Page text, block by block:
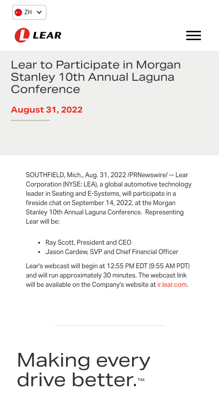
ZH
Lear to Participate in Morgan
Stanley 10th Annual Laguna
Conference
August 31, 2022
SOUTHFIELD, Mich., Aug. 31, 2022 /PRNewswire/ -- Lear
Corporation (NYSE: LEA), a global automotive technology
leader in Seating and E-Systems, will participate in a
fireside chat on September 14, 2022, at the Morgan
Stanley 10th Annual Laguna Conference. Representing
Lear will be:
Ray Scott, President and CEO
Jason Cardew, SVP and Chief Financial Officer
Lear's webcast will begin at 12:55 PM EDT (9:55 AM PDT)
and will run approximately 30 minutes. The webcast link
will be available on the Company's website at ir.lear.com.
Making every
drive better.™